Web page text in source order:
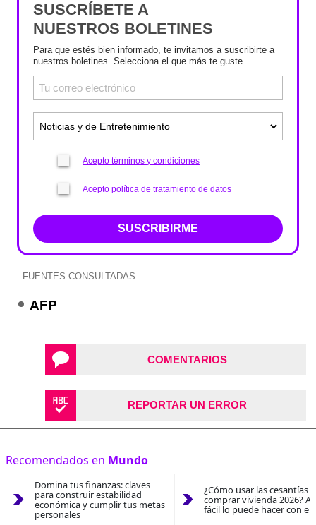
SUSCRÍBETE A
NUESTROS BOLETINES
Para que estés bien informado, te invitamos a suscribirte a
nuestros boletines. Selecciona el que más te guste.
Acepto términos y condiciones
Acepto política de tratamiento de datos
SUSCRIBIRME
FUENTES CONSULTADAS
AFP
COMENTARIOS
REPORTAR UN ERROR
Recomendados en Mundo
Domina tus finanzas: claves
para construir estabilidad
económica y cumplir tus metas
personales
¿Cómo usar las cesantías
comprar vivienda 2026?
fácil lo puede hacer con el